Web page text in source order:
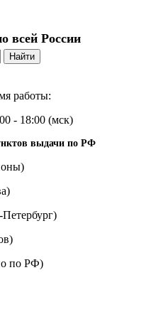
всей России
работы:
- 18:00 (мск)
выдачи по РФ
по РФ)